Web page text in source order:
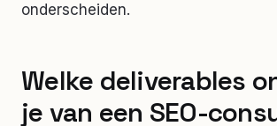
onderscheiden.
Welke deliverables
je van een SEO-